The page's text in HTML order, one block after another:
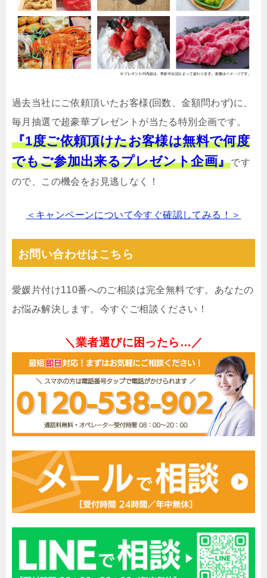
過去当社にご依頼頂いたお客様(回数、金額問わず)に、
毎月抽選で超豪華プレゼントが当たる特別企画です。
『1度ご依頼頂けたお客様は無料で何度
でもご参加出来るプレゼント企画』です
ので、この機会をお見逃しなく！
＜キャンペーンについて今すぐ確認してみる！＞
お問い合わせはこちら
愛媛片付け110番へのご相談は完全無料です。あなたの
お悩み解決します。今すぐご相談ください！
＼業者選びに困ったら…／